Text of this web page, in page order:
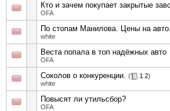
Кто и зачем покупает закрытые
OFA
По стопам Манилова. Цены на авто.
white
Веста попала в топ надёжных авто
OFA
Соколов о конкуренции. ( 1 2)
white
Повысят ли утильсбор?
OFA